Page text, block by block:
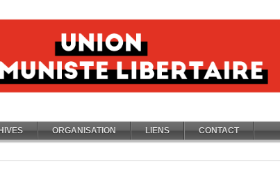
ORGANISATION LIENS CONTACT